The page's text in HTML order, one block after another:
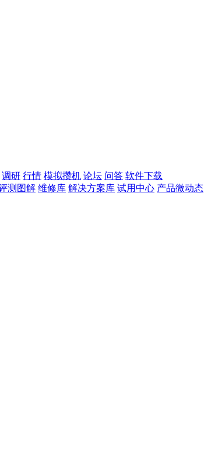
调研 行情 模拟攒机 论坛 问答 软件下载
测图解 维修库 解决方案库 试用中心 产品微动态